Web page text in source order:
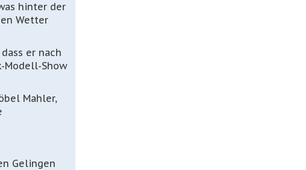
hinter der
Wetter
er nach
Modell-Show
Mahler,
Gelingen